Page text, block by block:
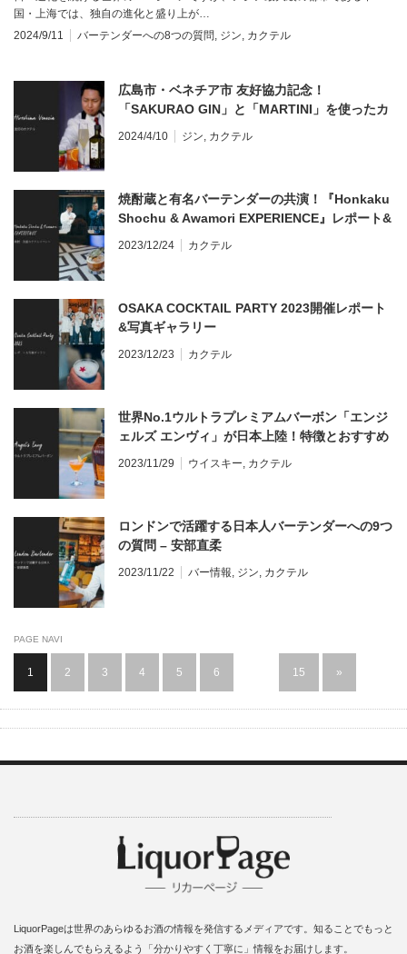
国・上海では、独自の進化と盛り上が…
2024/9/11
バーテンダーへの8つの質問, ジン, カクテル
広島市・ベネチア市 友好協力記念！
「SAKURAO GIN」と「MARTINI」を使ったカ
クテルプロモーションを開催！
2024/4/10 ジン, カクテル
焼酎蔵と有名バーテンダーの共演！『Honkaku
Shochu & Awamori EXPERIENCE』レポート&
ギャラリー
2023/12/24 カクテル
OSAKA COCKTAIL PARTY 2023開催レポート
&写真ギャラリー
2023/12/23 カクテル
世界No.1ウルトラプレミアムバーボン「エンジ
ェルズ エンヴィ」が日本上陸！特徴とおすすめ
の飲み方を解説
2023/11/29 ウイスキー, カクテル
ロンドンで活躍する日本人バーテンダーへの9つ
の質問 – 安部直柔
2023/11/22 バー情報, ジン, カクテル
PAGE NAVI
1 2 3 4 5 6 15 »
LiquorPageは世界のあらゆるお酒の情報を発信するメディアです。知ることでもっと
お酒を楽しんでもらえるよう「分かりやすく丁寧に」情報をお届けします。